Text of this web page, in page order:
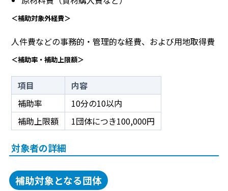
＜補助対象外経費＞
人件費などの事務的・管理的な経費、および用地取得費
＜補助率・補助上限額＞
項目
内容
補助率
10分の10以内
補助上限額
1団体につき100,000円
対象者の詳細
補助対象となる団体